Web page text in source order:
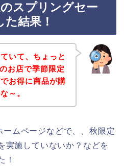
スプリングセー
結果！
いて、ちょっと
お店で季節限定
お得に商品が購
～。
ムページなどで、、秋限定
実施していないか？などを
！